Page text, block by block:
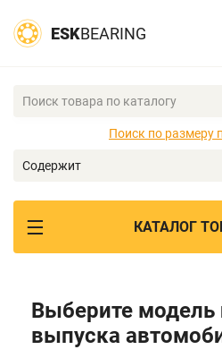
ESKBEARING
Поиск по размеру
Содержит
КАТАЛОГ
Выберите модель
выпуска